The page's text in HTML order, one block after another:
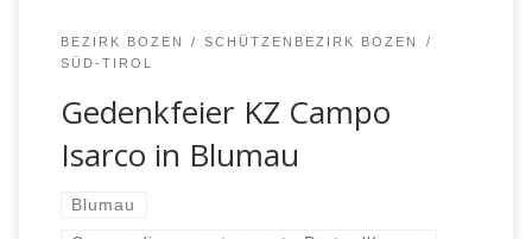
BEZIRK BOZEN
SCHÜTZENBEZIRK BOZEN
SÜD-TIROL
Gedenkfeier KZ Campo
Isarco in Blumau
Blumau